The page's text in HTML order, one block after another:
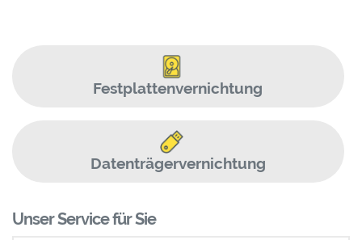
Festplattenvernichtung
Datenträgervernichtung
Unser Service für Sie